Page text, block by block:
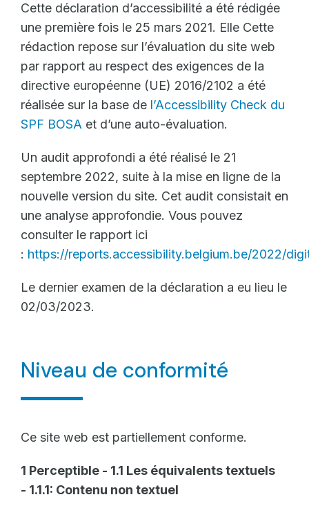
Cette déclaration d’accessibilité a été rédigée
une première fois le 25 mars 2021. Elle Cette
rédaction repose sur l’évaluation du site web
par rapport au respect des exigences de la
directive européenne (UE) 2016/2102 a été
réalisée sur la base de l’Accessibility Check du
SPF BOSA et d’une auto-évaluation.
Un audit approfondi a été réalisé le 21
septembre 2022, suite à la mise en ligne de la
nouvelle version du site. Cet audit consistait en
une analyse approfondie. Vous pouvez
consulter le rapport ici
: https://reports.accessibility.belgium.be/2022/
Le dernier examen de la déclaration a eu lieu le
02/03/2023.
Niveau de conformité
Ce site web est partiellement conforme.
1 Perceptible - 1.1 Les équivalents textuels
- 1.1.1: Contenu non textuel